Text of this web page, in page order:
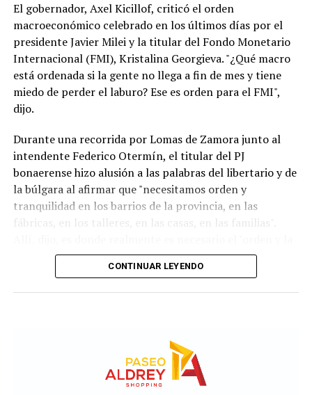
Dario Durigan, que trató de “payaso” a Milei, también
pueden ser calificadas como una injerencia externa en la
política doméstica. (TN)
El gobernador, Axel Kicillof, criticó el orden
macroeconómico celebrado en los últimos días por el
presidente Javier Milei y la titular del Fondo Monetario
Internacional (FMI), Kristalina Georgieva. "¿Qué macro
está ordenada si la gente no llega a fin de mes y tiene
miedo de perder el laburo? Ese es orden para el FMI",
dijo.
Durante una recorrida por Lomas de Zamora junto al
intendente Federico Otermín, el titular del PJ
bonaerense hizo alusión a las palabras del libertario y de
la búlgara al afirmar que "necesitamos orden y
tranquilidad en los barrios de la provincia, en las
fábricas, en los talleres, en las casas, en las familias".
tranquilidad". "El resto es timba y no es lo que
necesitamos", aclaró.Noticias Relacionadas
vuelve el trueque, ¿qué orden es eso?", se preguntó
Kicillof y acusó al gobierno de Milei de "crueldad y
abandono deliberados" en beneficio del FMI.
CONTINUAR LEYENDO